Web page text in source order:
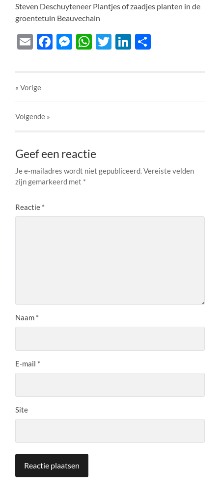
Steven Deschuyteneer Plantjes of zaadjes planten in de
groentetuin Beauvechain
EmailFacebook
Messenger
WhatsApp
TwitterLinkedIn
« Vorige
Volgende »
Geef een reactie
Je e-mailadres wordt niet gepubliceerd.Vereiste velden
zijn gemarkeerd met *
Reactie *
Naam *
E-mail *
Site